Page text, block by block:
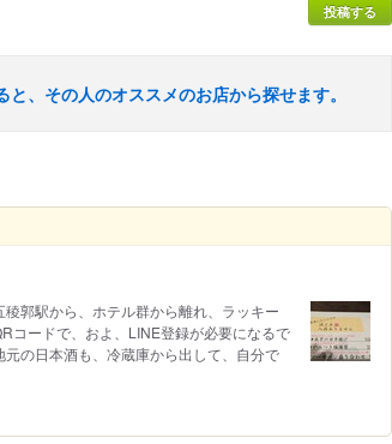
投稿する
、その人のオススメのお店から探せます。
郭駅から、ホテル群から離れ、ラッキー
コードで、およ、LINE登録が必要になるで
の日本酒も、冷蔵庫から出して、自分で